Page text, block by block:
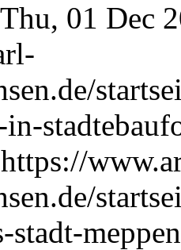
Thu, 01 Dec
https://
stadt-